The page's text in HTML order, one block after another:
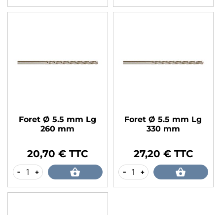
Foret Ø 5.5 mm Lg
260 mm
Prix20,70 € TTC
- +
Foret Ø 5.5 mm Lg
330 mm
Prix27,20 € TTC
- +